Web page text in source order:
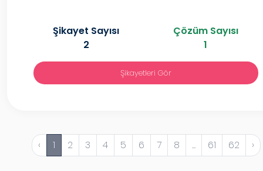
Şikayet Sayısı
2
Çözüm Sayısı
1
Şikayetleri Gör
‹ 1 2 3 4 5 6 7 8 ... 61 62 ›